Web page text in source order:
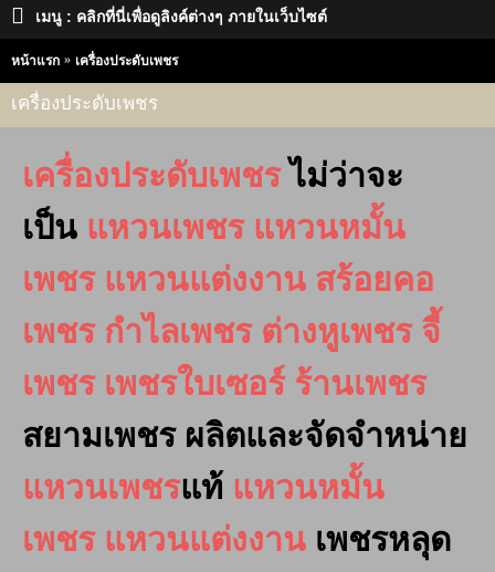
เมนู : คลิกที่นี่เพื่อดูลิงค์ต่างๆ ภายในเว็บไซต์
หน้าแรก เครื่องประดับเพชร
เครื่องประดับเพชร
เครื่องประดับเพชรไม่ว่าจะ
เป็น แหวนเพชร แหวนหมั้น
เพชร แหวนแต่งงาน สร้อยคอ
เพชร กำไลเพชร ต่างหูเพชร จี้
เพชร เพชรใบเซอร์ ร้านเพชร
สยามเพชร ผลิตและจัดจำหน่าย
แหวนเพชรแท้ แหวนหมั้น
เพชร แหวนแต่งงาน เพชรหลุด